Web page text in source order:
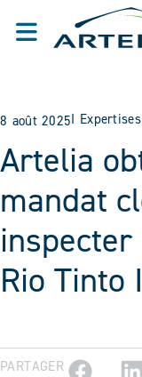
8 août 2025I Expertises
Artelia
mandat
inspecter
Rio Tinto
PARTAGER